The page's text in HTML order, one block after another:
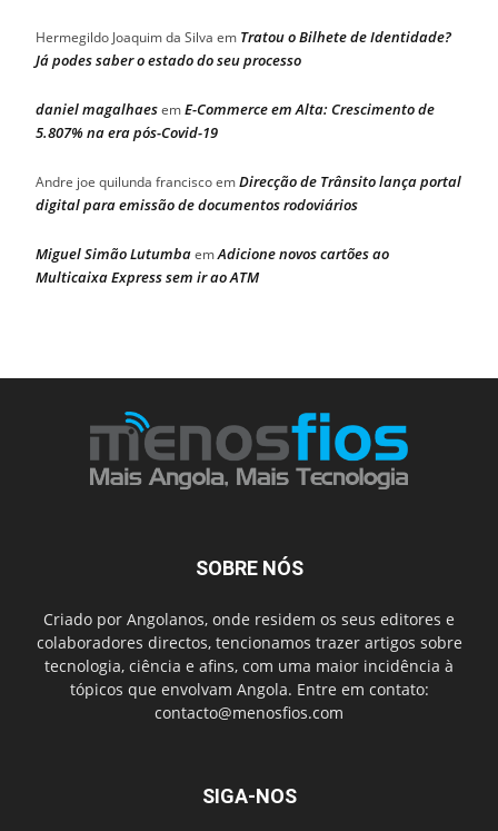
Hermegildo Joaquim da Silva em Tratou o Bilhete de Identidade?
Já podes saber o estado do seu processo
daniel magalhaesemE-Commerce em Alta: Crescimento de
5.807% na era pós-Covid-19
Andre joe quilunda franciscoemDirecção de Trânsito lança portal
digital para emissão de documentos rodoviários
Miguel Simão LutumbaemAdicione novos cartões ao
Multicaixa Express sem ir ao ATM
SOBRE NÓS
Criado por Angolanos, onde residem os seus editores e
colaboradores directos, tencionamos trazer artigos sobre
tecnologia, ciência e afins, com uma maior incidência à
tópicos que envolvam Angola. Entre em contato:
contacto@menosfios.com
SIGA-NOS